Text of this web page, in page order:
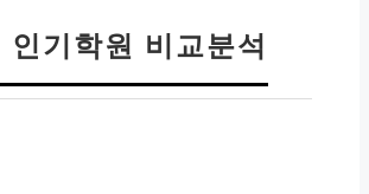
기학원 비교분석